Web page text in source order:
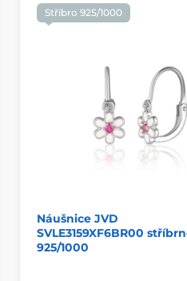
Stříbro 925/1000
Náušnice JVD
SVLE3159XF6BR00
925/1000